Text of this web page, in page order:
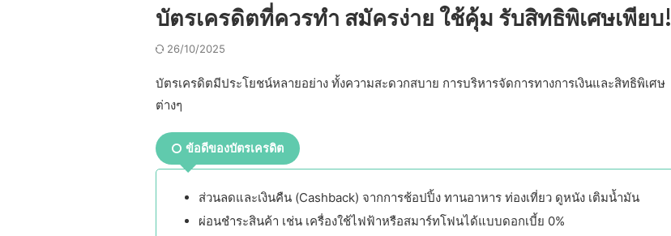
บัตรเครดิตที่ควรทำ สมัครง่าย ใช้คุ้ม รับสิทธิพิเศษเพียบ!
26/10/2025
บัตรเครดิตมีประโยชน์หลายอย่าง ทั้งความสะดวกสบาย การบริหารจัดการทางการเงินและสิทธิพิเศษ
ต่างๆ
ข้อดีของบัตรเครดิต
ส่วนลดและเงินคืน (Cashback) จากการช้อปปิ้ง ทานอาหาร ท่องเที่ยว ดูหนัง เติมน้ำมัน
ผ่อนชำระสินค้า เช่น เครื่องใช้ไฟฟ้าหรือสมาร์ทโฟนได้แบบดอกเบี้ย 0%